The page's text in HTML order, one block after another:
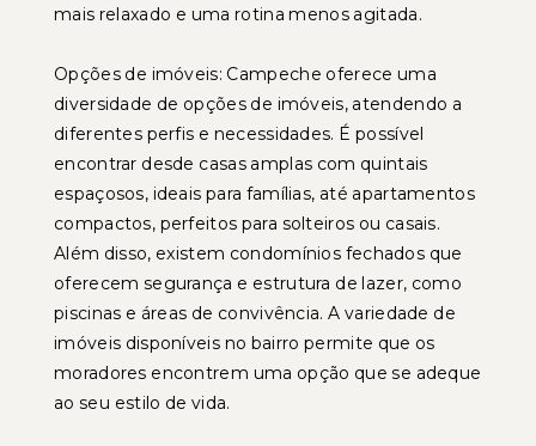
mais relaxado e uma rotina menos agitada.
Opções de imóveis: Campeche oferece uma
diversidade de opções de imóveis, atendendo a
diferentes perfis e necessidades. É possível
encontrar desde casas amplas com quintais
espaçosos, ideais para famílias, até apartamentos
compactos, perfeitos para solteiros ou casais.
Além disso, existem condomínios fechados que
oferecem segurança e estrutura de lazer, como
piscinas e áreas de convivência. A variedade de
imóveis disponíveis no bairro permite que os
moradores encontrem uma opção que se adeque
ao seu estilo de vida.